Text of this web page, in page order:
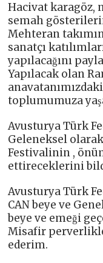
Hacivat karagöz,
semah
Mehteran
sanatçı
yapılacağını
Yapılacak olan
toplumumuza
Avusturya Türk
Geleneksel
Festivalinin ,
ettireceklerini
Avusturya Türk
CAN beye ve
beye ve emeği
Misafir
ederim.